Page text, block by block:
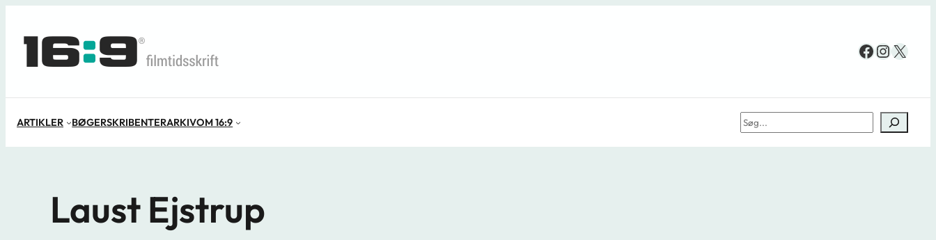
indhold
Facebook
X
ARTIKLER BØGERSKRIBENTERARKIVOM 16:9 Søg
Laust Ejstrup